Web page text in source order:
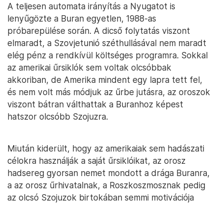
A teljesen automata irányítás a Nyugatot is
lenyűgözte a Buran egyetlen, 1988-as
próbarepülése során. A dicső folytatás viszont
elmaradt, a Szovjetunió széthullásával nem maradt
elég pénz a rendkívül költséges programra. Sokkal
az amerikai űrsiklók sem voltak olcsóbbak
akkoriban, de Amerika mindent egy lapra tett fel,
és nem volt más módjuk az űrbe jutásra, az oroszok
viszont bátran válthattak a Buranhoz képest
hatszor olcsóbb Szojuzra.
Miután kiderült, hogy az amerikaiak sem hadászati
célokra használják a saját űrsiklóikat, az orosz
hadsereg gyorsan nemet mondott a drága Buranra,
a az orosz űrhivatalnak, a Roszkoszmosznak pedig
az olcsó Szojuzok birtokában semmi motivációja